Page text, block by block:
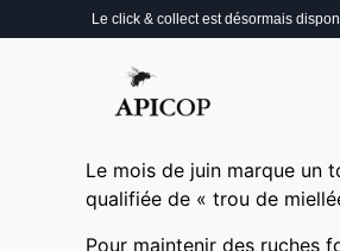
Le click & collect est désormais
Le mois de juin marque un
qualifiée de « trou de
Pour maintenir des ruches